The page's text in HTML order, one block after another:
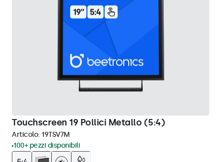
Touchscreen 19 Pollici Metallo (5:4)
Articolo: 19TSV7M
100+ pezzi disponibili